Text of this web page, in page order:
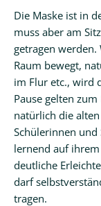
Newsletter
Intern
Hausordnung
Schulwegeplan
Kontakt
Die Maske ist in
muss aber am
getragen werden.
Raum bewegt,
im Flur etc., wird
Pause gelten
natürlich die
Schülerinnen und
lernend auf
deutliche
darf
tragen.